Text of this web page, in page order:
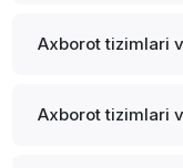
Axborot tizimlari
Axborot tizimlari